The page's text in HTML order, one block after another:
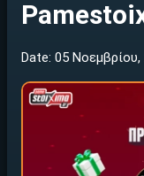
Date: 05 Νοεμβρίου,